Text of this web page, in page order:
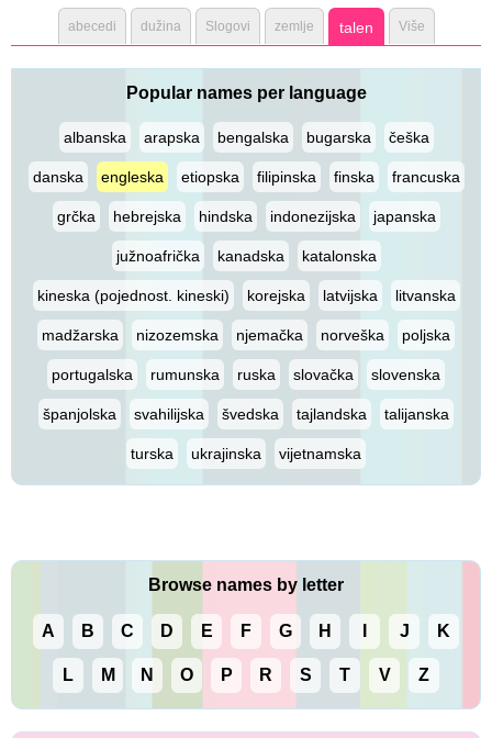
abecedi dužina Slogovi zemlje talen Više
Popular names per language
albanska arapska bengalska bugarska češka
danska engleska etiopska filipinska finska francuska
grčka hebrejska hindska indonezijska japanska
južnoafrička kanadska katalonska
kineska (pojednost. kineski) korejska latvijska litvanska
madžarska nizozemska njemačka norveška poljska
portugalska rumunska ruska slovačka slovenska
španjolska svahilijska švedska tajlandska talijanska
turska ukrajinska vijetnamska
Browse names by letter
A B C D E F G H J K
L M N O P R S T V Z